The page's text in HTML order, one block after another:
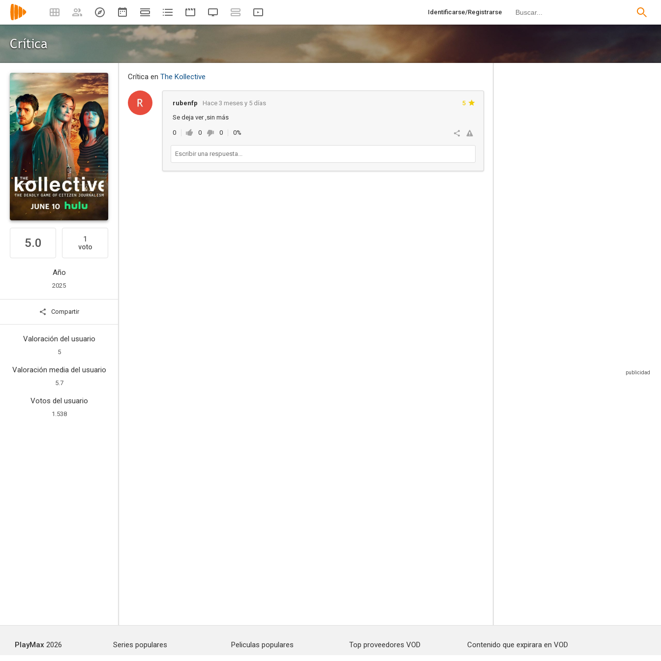
Identificarse/Registrarse
Crítica
5.0
1
voto
Año
2025
Compartir
Valoración del usuario
5
Valoración media del usuario
5.7
Votos del usuario
1.538
Crítica en The Kollective
rubenfp Hace 3 meses y 5 días
5
Se deja ver ,sin más
0 0 0 0%
PlayMax 2026
Series populares
Peliculas populares
Top proveedores VOD
Contenido que expirara en VOD